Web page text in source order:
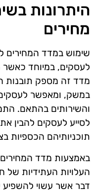
היתרונות
מחירים
שימוש במדד המחירים
לעסקים, במיוחד כאשר
מדד זה מספק תובנות
במשק, ומאפשר
והשירותים בהתאם.
לסייע לעסקים להבין
תוכניותיהם הכספיות
באמצעות מדד המחירים
העלויות העתידיות של
דבר אשר עשוי